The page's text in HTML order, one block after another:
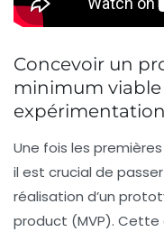
Concevoir un
minimum
Une fois les
il est crucial de
réalisation d’un
product (MVP).